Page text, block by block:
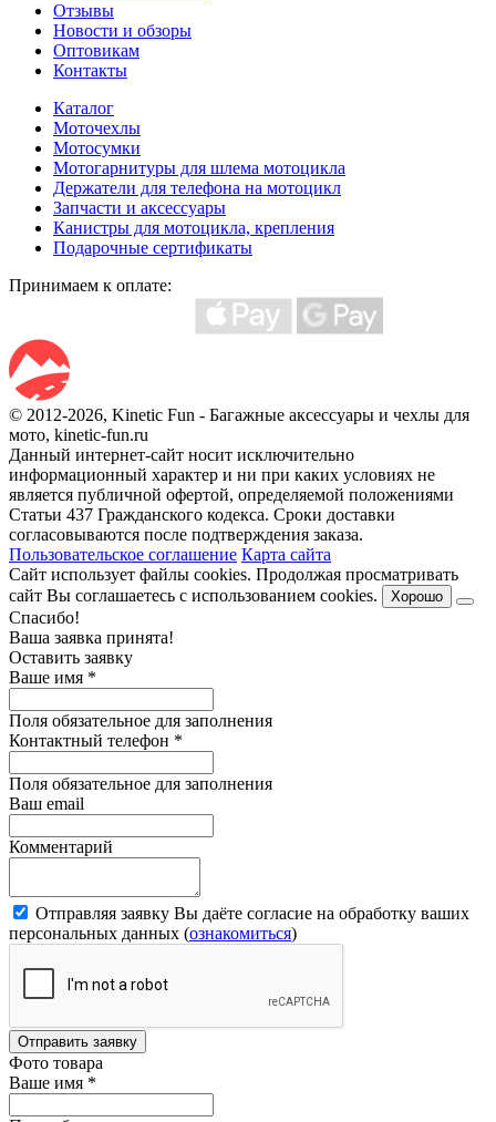
Отзывы
Новости и обзоры
Оптовикам
Контакты
Каталог
Моточехлы
Мотосумки
Мотогарнитуры для шлема мотоцикла
Держатели для телефона на мотоцикл
Запчасти и аксессуары
Канистры для мотоцикла, крепления
Подарочные сертификаты
Принимаем к оплате:
© 2012-2026, Kinetic Fun - Багажные аксессуары и чехлы для
мото, kinetic-fun.ru
Данный интернет-сайт носит исключительно
информационный характер и ни при каких условиях не
является публичной офертой, определяемой положениями
Статьи 437 Гражданского кодекса. Сроки доставки
согласовываются после подтверждения заказа.
Пользовательское соглашение Карта сайта
Сайт использует файлы cookies. Продолжая просматривать
сайт Вы соглашаетесь с использованием cookies.
Хорошо
Спасибо!
Ваша заявка принята!
Оставить заявку
Ваше имя *
Поля обязательное для заполнения
Контактный телефон *
Поля обязательное для заполнения
Ваш email
Комментарий
Отправляя заявку Вы даёте согласие на обработку ваших
персональных данных (ознакомиться)
Отправить заявку
Фото товара
Ваше имя *